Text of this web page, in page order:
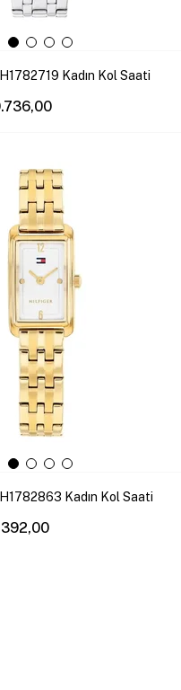
Kadın Kol Saati
Kadın Kol Saati